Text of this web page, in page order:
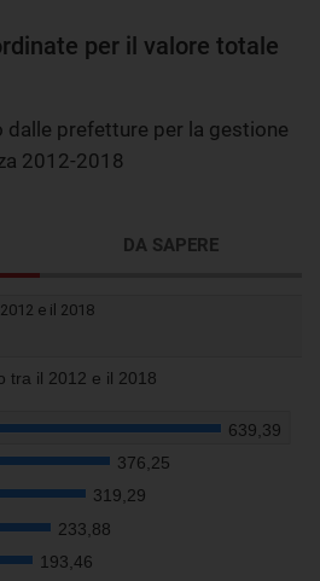
per il valore totale
prefetture per la gestione
2012-2018
DA SAPERE